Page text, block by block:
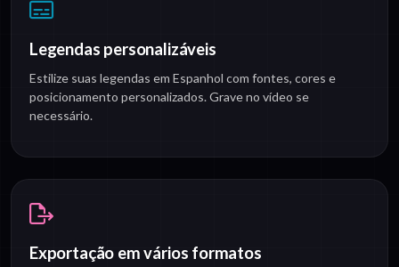
Legendas personalizáveis
Estilize suas legendas em Espanhol com fontes, cores e
posicionamento personalizados. Grave no vídeo se
necessário.
Exportação em vários formatos